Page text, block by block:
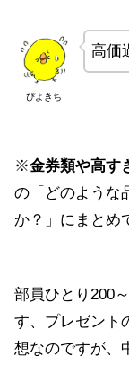
ぴよきち
高価
※金券類や高す
の「どのような
か？」にまとめ
部員ひとり200
す、プレゼント
想なのですが、